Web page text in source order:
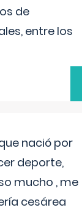
de
entre los
nació por
deporte,
mucho , me
cesárea